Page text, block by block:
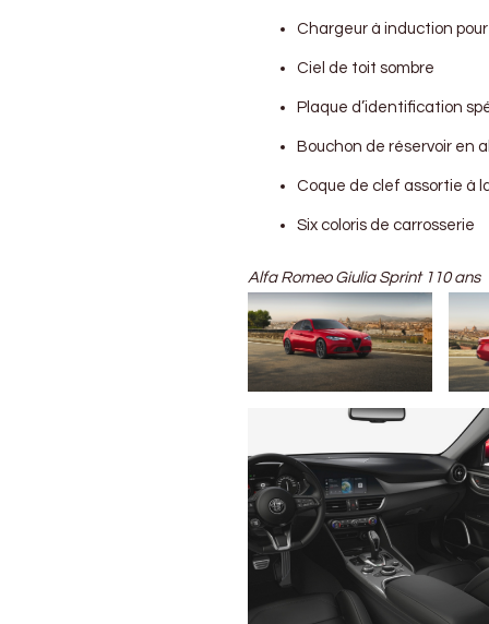
Chargeur à induction
Ciel de toit sombre
Plaque d’identification
Bouchon de réservoir en
Coque de clef assortie à
Six coloris de carrosserie
Alfa Romeo Giulia Sprint 110 ans